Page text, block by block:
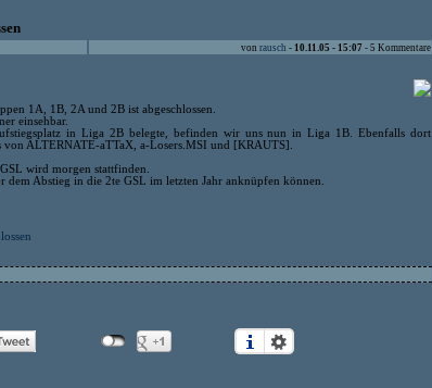
von rausch - 10.11.05 - 15:07 - 5 Kommentare
1A, 1B, 2A und 2B ist abgeschlossen.
einsehbar.
in Liga 2B belegte, befinden wir uns nun in Liga 1B. Ebenfalls dort
ALTERNATE-aTTaX, a-Losers.MSI und [KRAUTS].
wird morgen stattfinden.
Abstieg in die 2te GSL im letzten Jahr anknüpfen können.